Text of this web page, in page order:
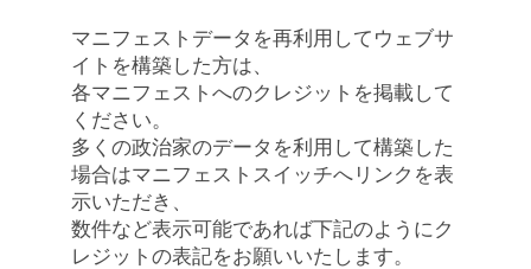
マニフェストデータを再利用してウェブサ
イトを構築した方は、
各マニフェストへのクレジットを掲載して
ください。
多くの政治家のデータを利用して構築した
場合はマニフェストスイッチへリンクを表
示いただき、
数件など表示可能であれば下記のようにク
レジットの表記をお願いいたします。